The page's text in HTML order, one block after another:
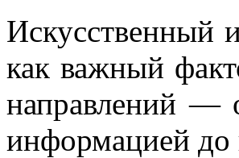
Искусственный
как важный
направлений —
информацией до